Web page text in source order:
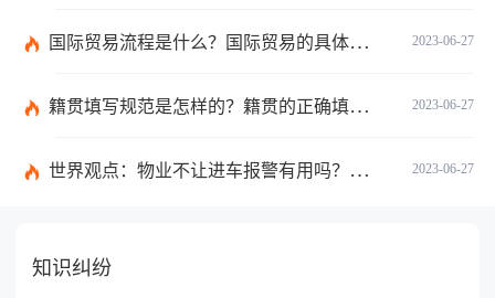
2023-06-27
国际贸易流程是什么？国际贸易的具体流程的内容都有哪些？
2023-06-27
籍贯填写规范是怎样的？籍贯的正确填写规范是什么？-天天微动态
2023-06-27
世界观点：物业不让进车报警有用吗？小区不让业主进车该怎么投诉？
知识纠纷